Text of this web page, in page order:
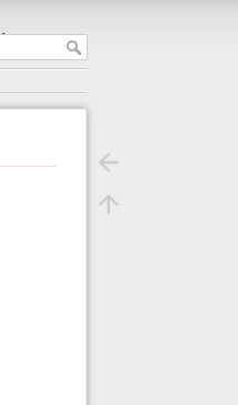
Important